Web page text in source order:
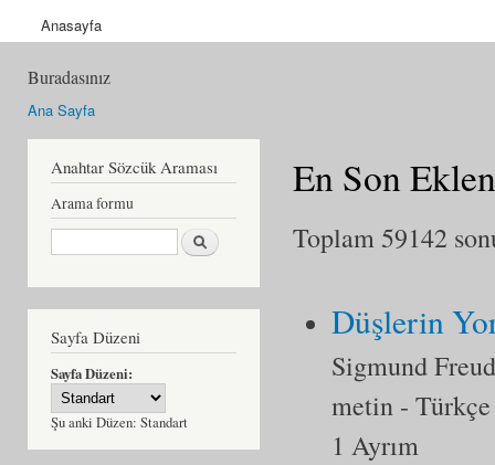
Anasayfa
Buradasınız
Ana Sayfa
Anahtar Sözcük Araması
Arama formu
Ara
Sayfa Düzeni
Sayfa Düzeni:
Şu anki Düzen: Standart
En Son
Toplam 59142
Düşlerin
Sigmund Freud
metin - Türkçe
1 Ayrım